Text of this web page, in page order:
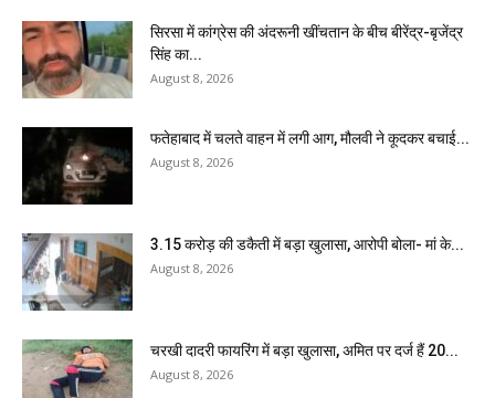
सिरसा में कांग्रेस की अंदरूनी खींचतान के बीच बीरेंद्र-बृजेंद्र
सिंह का...
August 8, 2026
फतेहाबाद में चलते वाहन में लगी आग, मौलवी ने कूदकर बचाई...
August 8, 2026
₹3.15 करोड़ की डकैती में बड़ा खुलासा, आरोपी बोला- मां के...
August 8, 2026
चरखी दादरी फायरिंग में बड़ा खुलासा, अमित पर दर्ज हैं 20...
August 8, 2026